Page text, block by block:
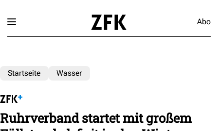
Abo
Startseite Wasser
Ruhrverband startet mit großem